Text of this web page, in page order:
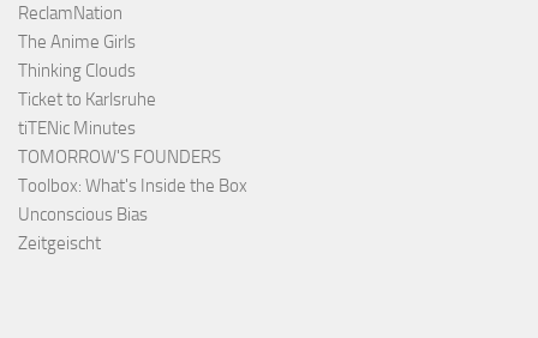
ReclamNation
The Anime Girls
Thinking Clouds
Ticket to Karlsruhe
tiTENic Minutes
TOMORROW'S FOUNDERS
Toolbox: What's Inside the Box
Unconscious Bias
Zeitgeischt